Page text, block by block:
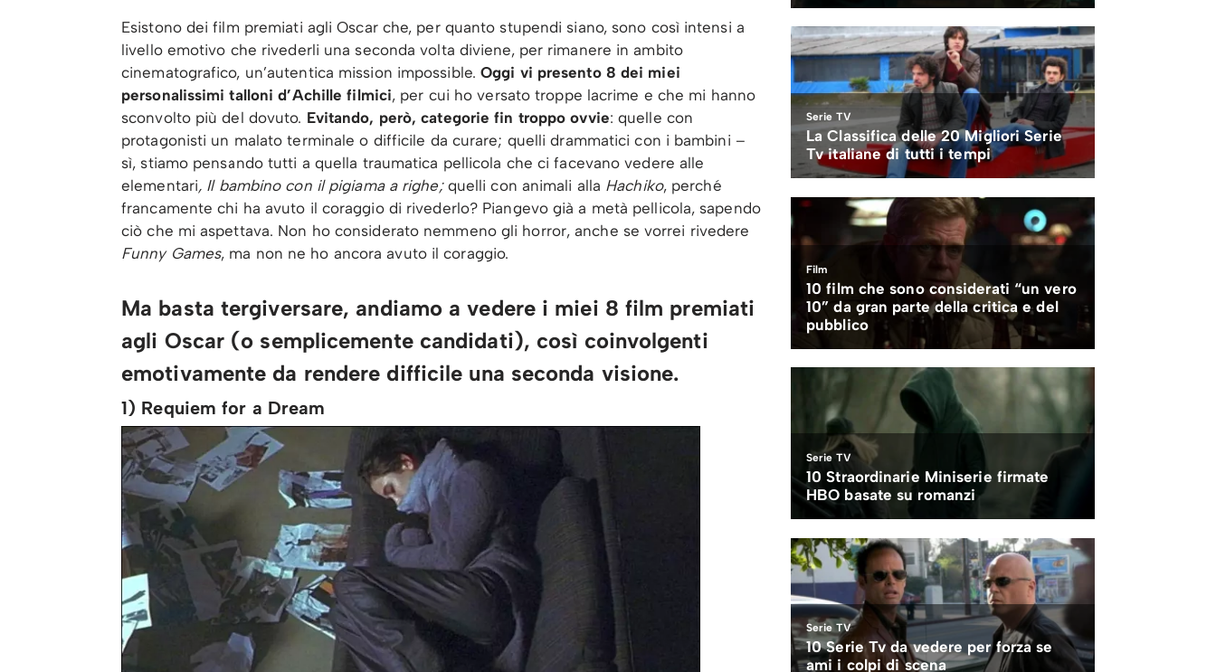
Esistono dei film premiati agli Oscar che, per quanto stupendi siano, sono così intensi a
livello emotivo che rivederli una seconda volta diviene, per rimanere in ambito
cinematografico, un’autentica mission impossible. Oggi vi presento 8 dei miei
personalissimi talloni d’Achille filmici, per cui ho versato troppe lacrime e che mi hanno
sconvolto più del dovuto. Evitando, però, categorie fin troppo ovvie: quelle con
protagonisti un malato terminale o difficile da curare; quelli drammatici con i bambini –
sì, stiamo pensando tutti a quella traumatica pellicola che ci facevano vedere alle
elementari, Il bambino con il pigiama a righe;quelli con animali alla Hachiko, perché
francamente chi ha avuto il coraggio di rivederlo? Piangevo già a metà pellicola, sapendo
ciò che mi aspettava. Non ho considerato nemmeno gli horror, anche se vorrei rivedere
Funny Games, ma non ne ho ancora avuto il coraggio.
Ma basta tergiversare, andiamo a vedere i miei 8 film premiati
agli Oscar (o semplicemente candidati), così coinvolgenti
emotivamente da rendere difficile una seconda visione.
1) Requiem for a Dream